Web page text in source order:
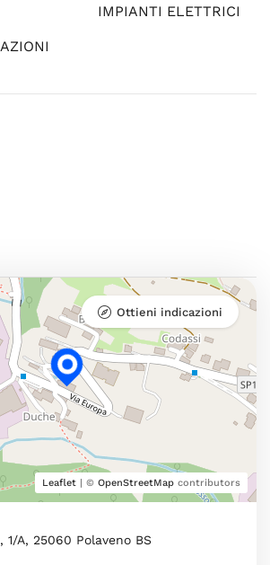
IMPIANTI ELETTRICI
Leaflet | © OpenStreetMap contributors
Ottieni indicazioni
1/A, 25060 Polaveno BS